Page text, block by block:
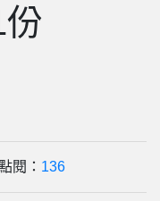
閱： 136